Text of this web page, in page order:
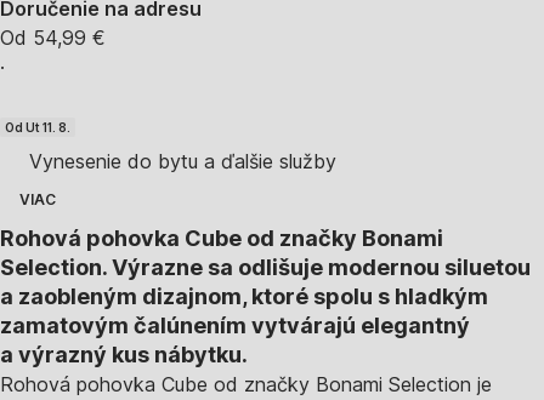
Doručenie na adresu
Od 54,99 €
·
Od Ut 11. 8.
Vynesenie do bytu a ďalšie služby
VIAC
Rohová pohovka Cube od značky Bonami
Selection. Výrazne sa odlišuje modernou siluetou
a zaobleným dizajnom, ktoré spolu s hladkým
zamatovým čalúnením vytvárajú elegantný
a výrazný kus nábytku.
Rohová pohovka Cube od značky Bonami Selection je